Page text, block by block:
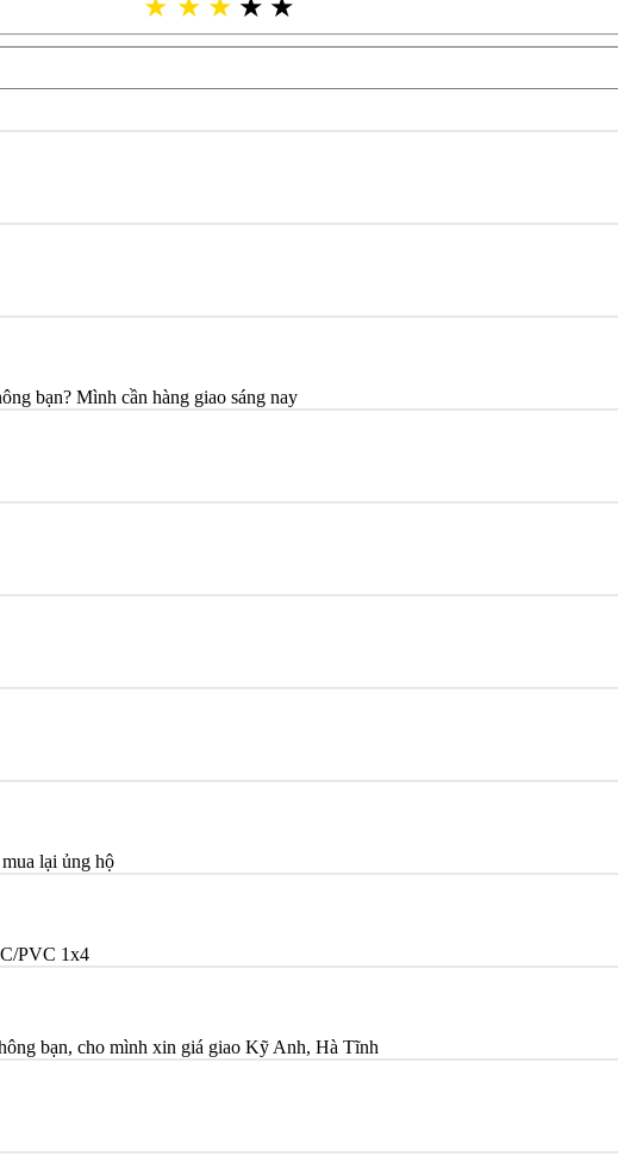
★ ★ ★ ★ ★
bạn? Mình cần hàng giao sáng nay
lại ủng hộ
PVC 1x4
bạn, cho mình xin giá giao Kỹ Anh, Hà Tĩnh